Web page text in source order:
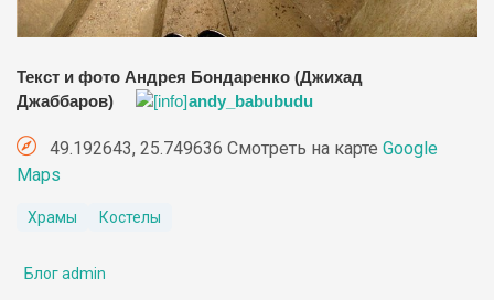
Текст и фото Андрея Бондаренко (Джихад
Джаббаров)
andy_babubudu
49.192643, 25.749636 Смотреть на карте Google
Maps
Храмы Костелы
Блог admin